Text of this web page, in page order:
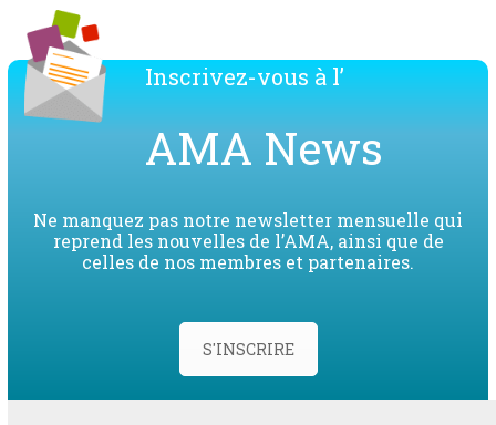
Inscrivez-vous à l’
AMA News
Ne manquez pas notre newsletter mensuelle qui
reprend les nouvelles de l’AMA, ainsi que de
celles de nos membres et partenaires.
S'INSCRIRE